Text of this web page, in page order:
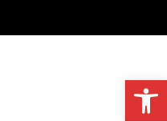
Ανοίξτε τη γραμμή εργαλείων